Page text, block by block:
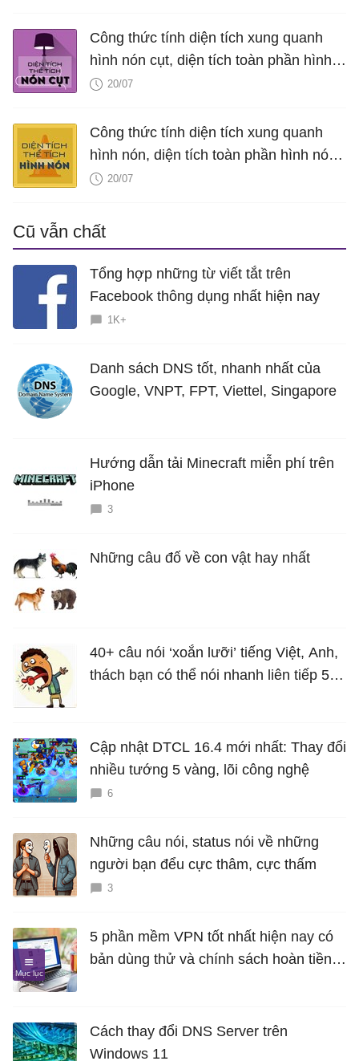
Công thức tính diện tích xung quanh
hình nón cụt, diện tích toàn phần hình
nón cụt, thể tích hình nón cụt
20/07
Công thức tính diện tích xung quanh
hình nón, diện tích toàn phần hình nón,
thể tích hình nón, V nón
20/07
Cũ vẫn chất
Tổng hợp những từ viết tắt trên
Facebook thông dụng nhất hiện nay
1K+
Danh sách DNS tốt, nhanh nhất của
Google, VNPT, FPT, Viettel, Singapore
Hướng dẫn tải Minecraft miễn phí trên
iPhone
3
Những câu đố về con vật hay nhất
40+ câu nói ‘xoắn lưỡi’ tiếng Việt, Anh,
thách bạn có thể nói nhanh liên tiếp 5
Cập nhật DTCL 16.4 mới nhất: Thay đổi
nhiều tướng 5 vàng, lõi công nghệ
6
Những câu nói, status nói về những
người bạn đểu cực thâm, cực thấm
3
5 phần mềm VPN tốt nhất hiện nay có
bản dùng thử và chính sách hoàn tiền
Cách thay đổi DNS Server trên
Windows 11